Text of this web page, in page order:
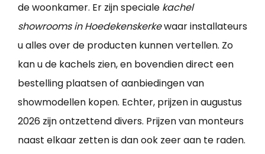
de woonkamer. Er zijn speciale kachel
showrooms in Hoedekenskerkewaar installateurs
u alles over de producten kunnen vertellen. Zo
kan u de kachels zien, en bovendien direct een
bestelling plaatsen of aanbiedingen van
showmodellen kopen. Echter, prijzen in augustus
2026 zijn ontzettend divers. Prijzen van monteurs
naast elkaar zetten is dan ook zeer aan te raden.